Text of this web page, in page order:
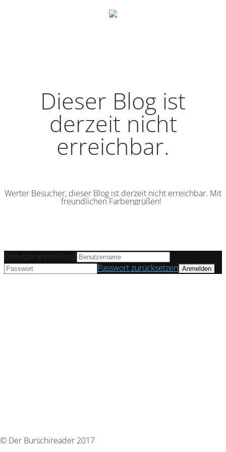
Dieser Blog ist
derzeit nicht
erreichbar.
Werter Besucher, dieser Blog ist derzeit nicht erreichbar. Mit
freundlichen Farbengrüßen!
© Der Burschireader 2017
Benutzeranmeldung
Passwort zurücksetzen